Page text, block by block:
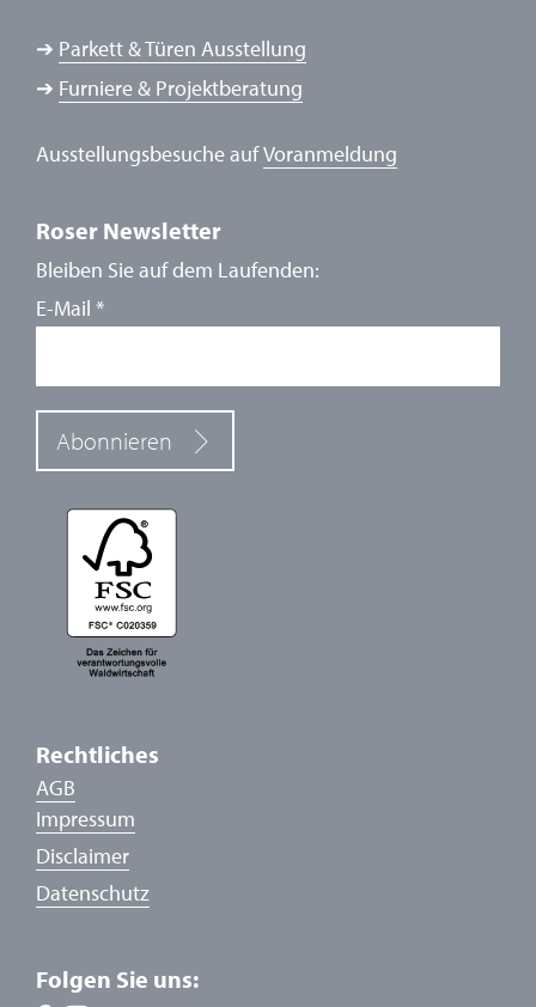
➔ Parkett & Türen Ausstellung
➔ Furniere & Projektberatung
Ausstellungsbesuche aufVoranmeldung
Roser Newsletter
Bleiben Sie auf dem Laufenden:
E-Mail *
Abonnieren
Rechtliches
AGB
Impressum
Disclaimer
Datenschutz
Folgen Sie uns: